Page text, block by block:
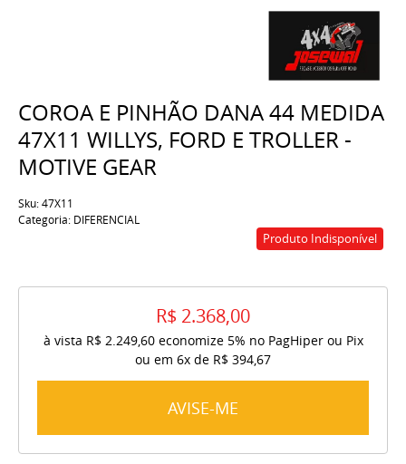
COROA E PINHÃO DANA 44 MEDIDA
47X11 WILLYS, FORD E TROLLER -
MOTIVE GEAR
Sku:47X11
Categoria: DIFERENCIAL
Produto Indisponível
R$ 2.368,00
à vista R$ 2.249,60economize 5% no PagHiper ou Pix
ou em 6x de R$ 394,67
AVISE-ME